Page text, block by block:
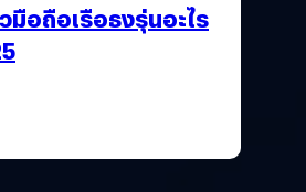
มือถือเรือธงรุ่นอะไร